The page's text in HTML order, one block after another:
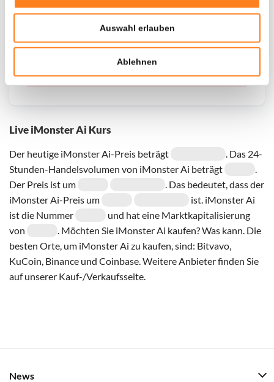
Auswahl erlauben
Ablehnen
Live iMonster Ai Kurs
Der heutige iMonster Ai-Preis beträgt
. Das 24-
Stunden-Handelsvolumen von iMonster Ai beträgt
.
Der Preis ist um
. Das bedeutet, dass der
iMonster Ai-Preis um
ist. iMonster Ai
ist die Nummer
und hat eine Marktkapitalisierung
von
. Möchten Sie iMonster Ai kaufen? Was kann. Die
besten Orte, um iMonster Ai zu kaufen, sind: Bitvavo,
KuCoin, Binance und Coinbase. Weitere Anbieter finden Sie
auf unserer Kauf-/Verkaufsseite.
News